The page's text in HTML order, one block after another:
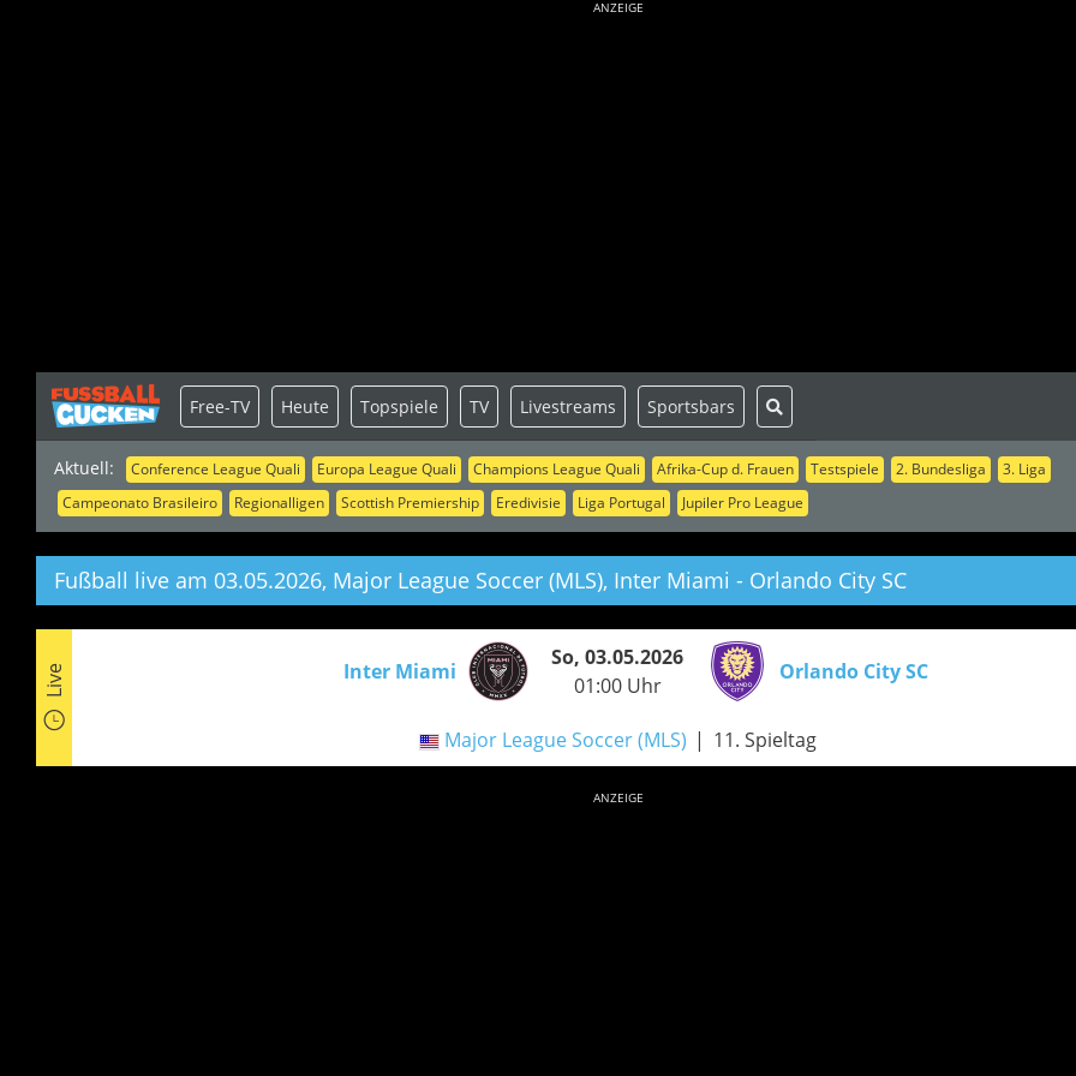
ANZEIGE
Aktuell: Conference League Quali Europa League Quali Champions League Quali Afrika-Cup d. Frauen Testspiele 2. Bundesliga
3. Liga
Campeonato Brasileiro
Regionalligen Scottish Premiership Eredivisie Liga Portugal Jupiler Pro League
Free-TV Heute Topspiele TV Livestreams Sportsbars
Fußball live am 03.05.2026, Major League Soccer (MLS), Inter Miami - Orlando City SC
Live Inter Miami
So, 03.05.2026
01:00 Uhr
Orlando City SC
Major League Soccer (MLS) 11. Spieltag
ANZEIGE